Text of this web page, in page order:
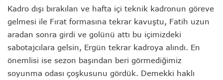
Kadro dışı bırakılan ve hafta içi teknik kadronun göreve
gelmesi ile Fırat formasına tekrar kavuştu, Fatih uzun
aradan sonra girdi ve golünü attı bu içimizdeki
sabotajcılara gelsin, Ergün tekrar kadroya alındı. En
önemlisi ise sezon başından beri görmediğimiz
soyunma odası çoşkusunu gördük. Demekki haklı